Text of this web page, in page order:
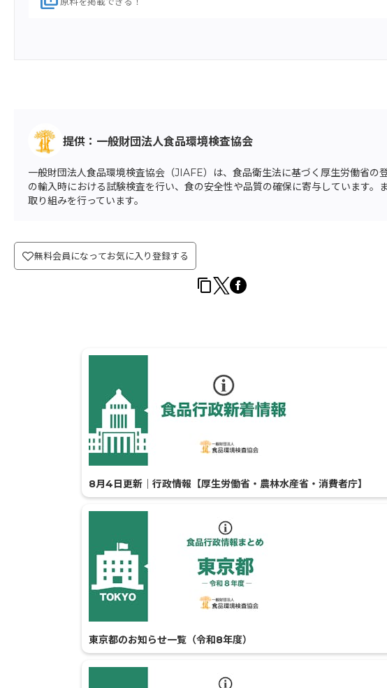
提供：一般財団法人食品環境検査協会
一般財団法人食品環境検査協会（JIAFE）は、食品衛生法に基づく厚生労働省
の輸入時における試験検査を行い、食の安全性や品質の確保に寄与しています
取り組みを行っています。
無料会員になってお気に入り登録する
8月4日更新｜行政情報【厚生労働省・農林水産省・消費者庁】
東京都のお知らせ一覧（令和8年度）